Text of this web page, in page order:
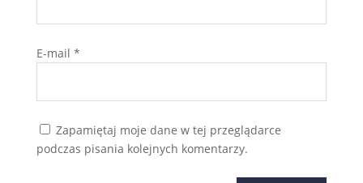
E-mail *
Zapamiętaj moje dane w tej przeglądarce
podczas pisania kolejnych komentarzy.